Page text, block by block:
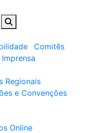
Comitês
Imprensa
Regionais
e Convenções
Online